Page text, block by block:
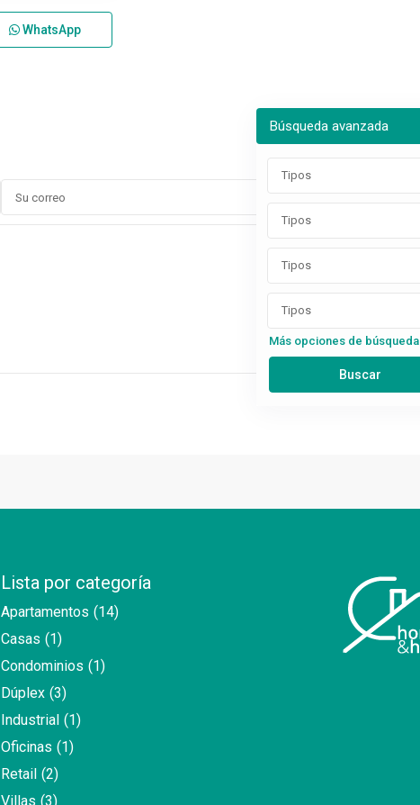
Búsqueda avanzada
Tipos
Tipos
Tipos
Tipos
Más opciones de búsqueda
WhatsApp
Lista por categoría
Apartamentos (14)
Casas (1)
Condominios (1)
Dúplex (3)
Industrial (1)
Oficinas (1)
Retail (2)
Villas (3)